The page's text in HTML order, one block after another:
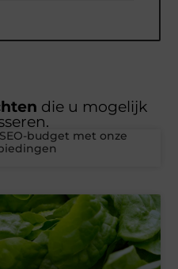
die u mogelijk
budget met onze